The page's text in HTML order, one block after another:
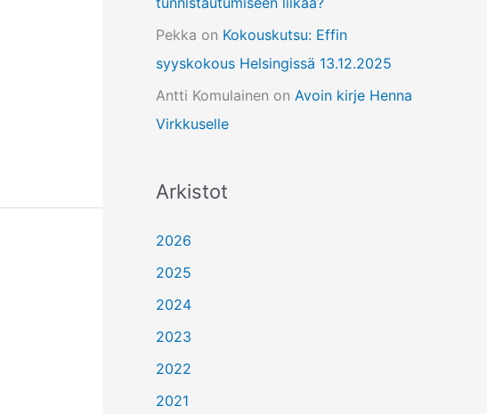
Pekka on Kokouskutsu: Effin
syyskokous Helsingissä 13.12.2025
Antti Komulainen on Avoin kirje Henna
Virkkuselle
Arkistot
2026
2025
2024
2023
2022
2021